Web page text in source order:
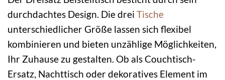
durchdachtes Design. Die drei Tische
unterschiedlicher Größe lassen sich flexibel
kombinieren und bieten unzählige Möglichkeiten,
Ihr Zuhause zu gestalten. Ob als Couchtisch-
Ersatz, Nachttisch oder dekoratives Element im